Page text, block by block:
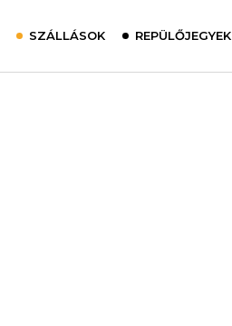
SZÁLLÁSOK REPÜLŐJEGYEK